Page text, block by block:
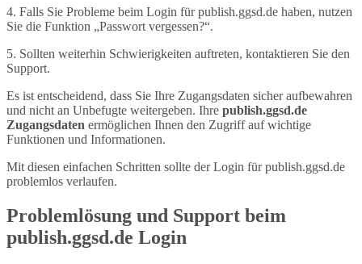
4. Falls Sie Probleme beim Login für publish.ggsd.de haben, nutzen
Sie die Funktion „Passwort vergessen?“.
5. Sollten weiterhin Schwierigkeiten auftreten, kontaktieren Sie den
Support.
Es ist entscheidend, dass Sie Ihre Zugangsdaten sicher aufbewahren
und nicht an Unbefugte weitergeben. Ihre publish.ggsd.de
Zugangsdaten ermöglichen Ihnen den Zugriff auf wichtige
Funktionen und Informationen.
Mit diesen einfachen Schritten sollte der Login für publish.ggsd.de
problemlos verlaufen.
Problemlösung und Support beim
publish.ggsd.de Login